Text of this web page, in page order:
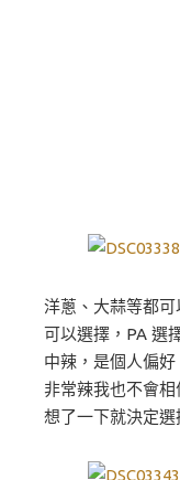
洋蔥、大蒜等都
可以選擇，PA 選
中辣，是個人偏
非常辣我也不會相
想了一下就決定選